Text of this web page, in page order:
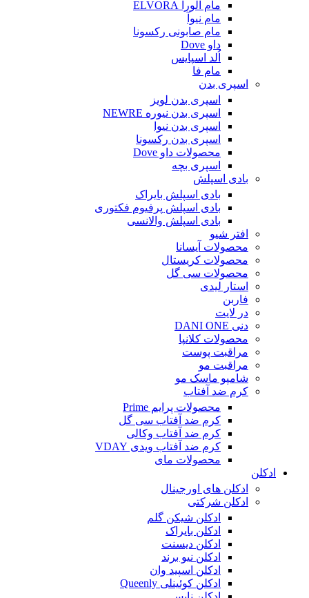
مام الورا ELVORA
مام نیوآ
مام صابونی رکسونا
داو Dove
اُلد اسپایس
مام فا
اسپری بدن
اسپری بدن لویز
اسپری بدن نیوره NEWRE
اسپری بدن نیوا
اسپری بدن رکسونا
محصولات داو Dove
اسپری بچه
بادی اسپلش
بادی اسپلش بایراک
بادی اسپلش پرفیوم فکتوری
بادی اسپلش والانسی
افتر شیو
محصولات آیسانا
محصولات کریستال
محصولات سی گل
استار لیدی
فاربن
در لایت
دنی DANI ONE
محصولات کلانپا
مراقبت پوست
مراقبت مو
شامپو ماسک مو
کرم ضد آفتاب
محصولات پرایم Prime
کرم ضد آفتاب سی گل
کرم ضد آفتاب وکالی
کرم ضد آفتاب ویدی VDAY
محصولات مای
ادکلن
ادکلن های اورجینال
ادکلن شرکتی
ادکلن شیکن گلم
ادکلن بایراک
ادکلن دیسنت
ادکلن نیو برند
ادکلن اسپید وان
ادکلن کوئینلی Queenly